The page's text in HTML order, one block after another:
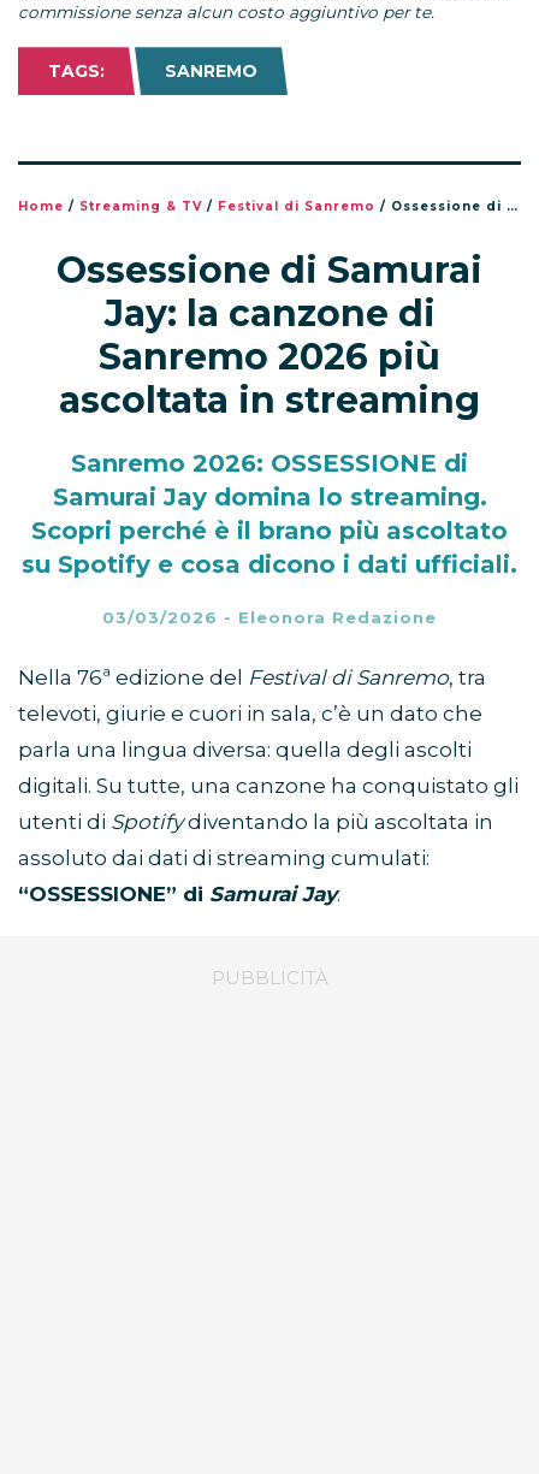
commissione senza alcun costo aggiuntivo per te.
TAGS: SANREMO
Home / Streaming & TV / Festival di Sanremo / Ossessione di Samurai Jay: la canzone di Sanremo 2026 più ascoltata in streaming
Ossessione di Samurai
Jay: la canzone di
Sanremo 2026 più
ascoltata in streaming
Sanremo 2026: OSSESSIONE di
Samurai Jay domina lo streaming.
Scopri perché è il brano più ascoltato
su Spotify e cosa dicono i dati ufficiali.
03/03/2026 - Eleonora Redazione
Nella 76ª edizione del Festival di Sanremo, tra
televoti, giurie e cuori in sala, c’è un dato che
parla una lingua diversa: quella degli ascolti
digitali. Su tutte, una canzone ha conquistato gli
utenti di Spotifydiventando la più ascoltata in
assoluto dai dati di streaming cumulati:
“OSSESSIONE” di Samurai Jay.